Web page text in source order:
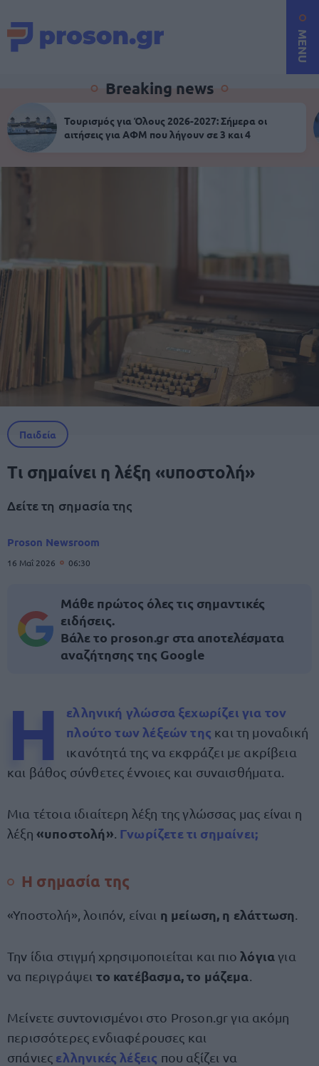
MENU
Breaking news
Τουρισμός για Όλους 2026-2027: Σήμερα οι
αιτήσεις για ΑΦΜ που λήγουν σε 3 και 4
Παιδεία
Τι σημαίνει η λέξη «υποστολή»
Δείτε τη σημασία της
Proson Newsroom
16 Μαΐ 2026 06:30
Μάθε πρώτος όλες τις σημαντικές
ειδήσεις.
Βάλε το proson.gr στα αποτελέσματα
αναζήτησης της Google
Η ελληνική γλώσσαξεχωρίζει για τον
πλούτο των λέξεώντης και τη μοναδική
ικανότητά της να εκφράζει με ακρίβεια
και βάθος σύνθετες έννοιες και συναισθήματα.
Μια τέτοια ιδιαίτερη λέξη της γλώσσας μας είναι η
λέξη «υποστολή» Γνωρίζετε τι σημαίνει;
Η σημασία της
«Υποστολή», λοιπόν, είναι η μείωση, η ελάττωση
Την ίδια στιγμή χρησιμοποιείται και πιολόγιαγια
να περιγράψει το κατέβασμα, το μάζεμα
Μείνετε συντονισμένοι στο Proson.gr για ακόμη
περισσότερες ενδιαφέρουσες και
σπάνιες ελληνικές λέξεις που αξίζει να